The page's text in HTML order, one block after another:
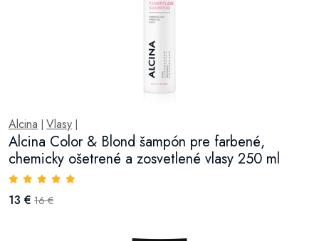
Alcina Vlasy
Alcina Color & Blond šampón pre farbené,
chemicky ošetrené a zosvetlené vlasy 250 ml
13 € 16 €